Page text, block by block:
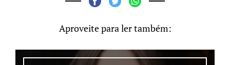
Aproveite para ler também: